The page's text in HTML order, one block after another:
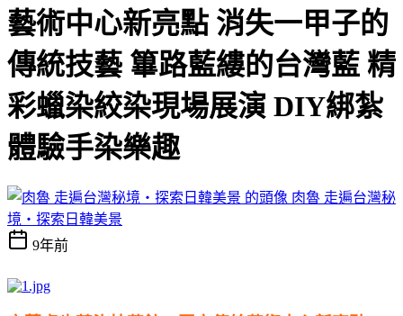
藝術中心新亮點 消失一甲子的
傳統技藝 篳路藍縷的台灣藍 精
彩蠟染絞染現場展演 DIY綁紮
體驗手染樂趣
肉魯 走遍台灣秘
境・探索日韓美景
9年前